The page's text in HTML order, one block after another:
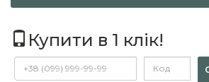
Купити в 1 клік!